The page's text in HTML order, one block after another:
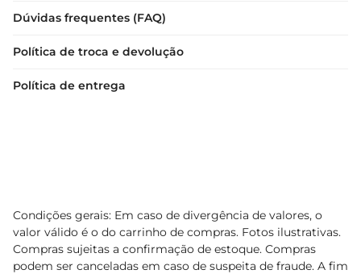
Dúvidas frequentes (FAQ)
Política de troca e devolução
Política de entrega
Condições gerais: Em caso de divergência de valores, o
valor válido é o do carrinho de compras. Fotos ilustrativas.
Compras sujeitas a confirmação de estoque. Compras
podem ser canceladas em caso de suspeita de fraude. A fim